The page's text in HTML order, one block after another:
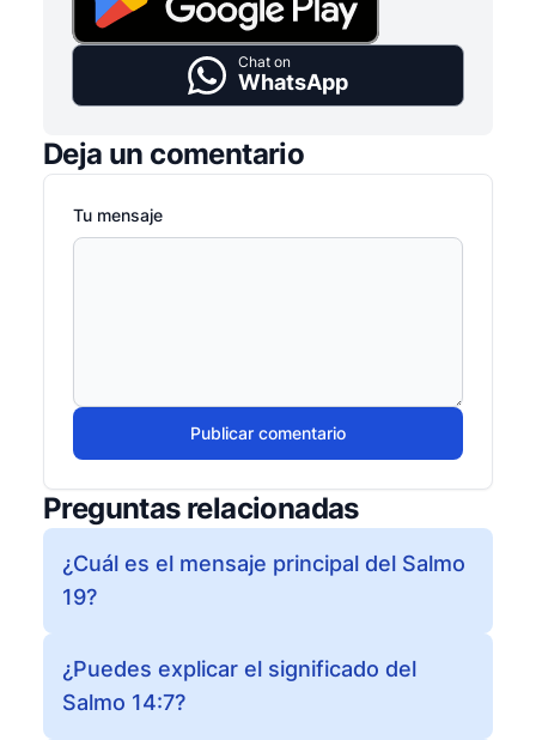
Chat on
WhatsApp
Deja un comentario
Tu mensaje
Publicar comentario
Preguntas relacionadas
¿Cuál es el mensaje principal del Salmo
19?
¿Puedes explicar el significado del
Salmo 14:7?